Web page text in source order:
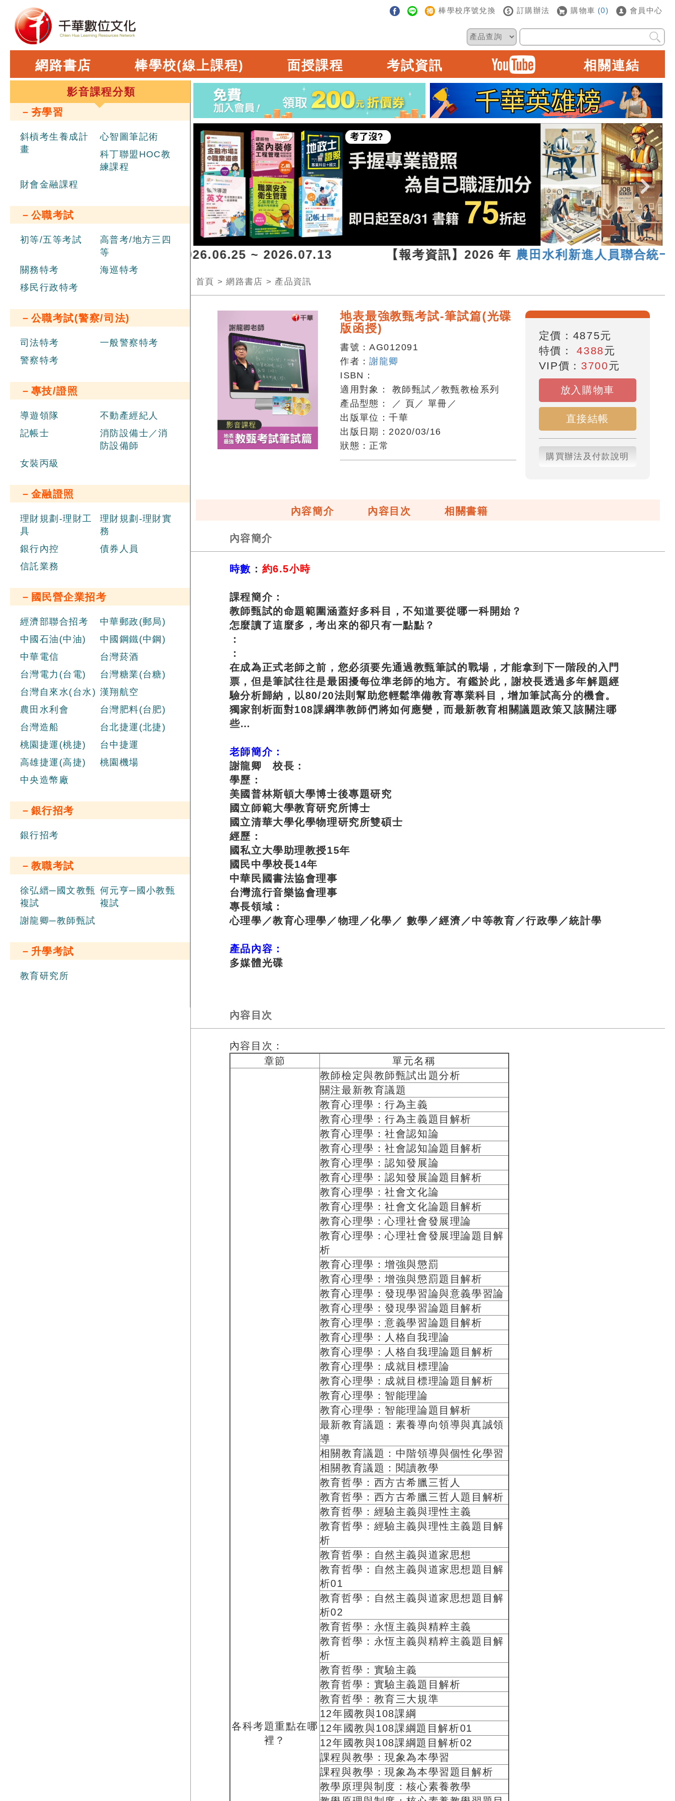
棒學校序號兌換 訂購辦法 購物車 (0) 會員中心
網路書店 棒學校(線上課程) 面授課程 考試資訊 相關連結
影音課程分類
－夯學習
斜槓考生養成計
畫
心智圖筆記術
科丁聯盟HOC教
練課程
財會金融課程
－公職考試
初等/五等考試
高普考/地方三四
等
關務特考
海巡特考
移民行政特考
－公職考試(警察/司法)
司法特考
一般警察特考
警察特考
－專技/證照
導遊領隊
不動產經紀人
記帳士
消防設備士／消
防設備師
女裝丙級
－金融證照
理財規劃-理財工
具
理財規劃-理財實
務
銀行內控
債券人員
信託業務
－國民營企業招考
經濟部聯合招考
中華郵政(郵局)
中國石油(中油)
中國鋼鐵(中鋼)
中華電信
台灣菸酒
台灣電力(台電)
台灣糖業(台糖)
台灣自來水(台水) 漢翔航空
農田水利會
台灣肥料(台肥)
台灣造船
台北捷運(北捷)
桃園捷運(桃捷)
台中捷運
高雄捷運(高捷)
桃園機場
中央造幣廠
－銀行招考
銀行招考
－教職考試
徐弘縉─國文教甄
複試
何元亨─國小教甄
複試
謝龍卿─教師甄試
－升學考試
教育研究所
，報名日期 2026.06.25 ~ 2026.07.13 【報考資訊】2026 年農田水利新進人員聯合統一考試
首頁 >網路書店 > 產品資訊
地表最強教甄考試-筆試篇(光碟
版函授)
書號：AG012091
作者：謝龍卿
ISBN：
適用對象： 教師甄試／教甄教檢系列
產品型態：
／ 頁 ／ 單冊 ／
出版單位：千華
出版日期： 2020/03/16
狀態： 正常
定價： 4875元
特價：4388元
VIP價： 3700元
放入購物車
直接結帳
購買辦法及付款說明
內容簡介 內容目次 相關書籍
內容簡介
時數 ： 約6.5小時
課程簡介：
教師甄試的命題範圍涵蓋好多科目，不知道要從哪一科開始？
怎麼讀了這麼多，考出來的卻只有一點點？
：
：
在成為正式老師之前，您必須要先通過教甄筆試的戰場，才能拿到下一階段的入門
票，但是筆試往往是最困擾每位準老師的地方。有鑑於此，謝校長透過多年解題經
驗分析歸納，以80/20法則幫助您輕鬆準備教育專業科目，增加筆試高分的機會。
獨家剖析面對108課綱準教師們將如何應變，而最新教育相關議題政策又該關注哪
些…
老師簡介：
謝龍卿 校長：
學歷：
美國普林斯頓大學博士後專題研究
國立師範大學教育研究所博士
國立清華大學化學物理研究所雙碩士
經歷：
國私立大學助理教授15年
國民中學校長14年
中華民國書法協會理事
台灣流行音樂協會理事
專長領域：
心理學／教育心理學／物理／化學／ 數學／經濟／中等教育／行政學／統計學
產品內容：
多媒體光碟
內容目次
內容目次：
章節
單元名稱
各科考題重點在哪
裡？
教師檢定與教師甄試出題分析
關注最新教育議題
教育心理學：行為主義
教育心理學：行為主義題目解析
教育心理學：社會認知論
教育心理學：社會認知論題目解析
教育心理學：認知發展論
教育心理學：認知發展論題目解析
教育心理學：社會文化論
教育心理學：社會文化論題目解析
教育心理學：心理社會發展理論
教育心理學：心理社會發展理論題目解
析
教育心理學：增強與懲罰
教育心理學：增強與懲罰題目解析
教育心理學：發現學習論與意義學習論
教育心理學：發現學習論題目解析
教育心理學：意義學習論題目解析
教育心理學：人格自我理論
教育心理學：人格自我理論題目解析
教育心理學：成就目標理論
教育心理學：成就目標理論題目解析
教育心理學：智能理論
教育心理學：智能理論題目解析
最新教育議題：素養導向領導與真誠領
導
相關教育議題：中階領導與個性化學習
相關教育議題：閱讀教學
教育哲學：西方古希臘三哲人
教育哲學：西方古希臘三哲人題目解析
教育哲學：經驗主義與理性主義
教育哲學：經驗主義與理性主義題目解
析
教育哲學：自然主義與道家思想
教育哲學：自然主義與道家思想題目解
析01
教育哲學：自然主義與道家思想題目解
析02
教育哲學：永恆主義與精粹主義
教育哲學：永恆主義與精粹主義題目解
析
教育哲學：實驗主義
教育哲學：實驗主義題目解析
教育哲學：教育三大規準
12年國教與108課綱
12年國教與108課綱題目解析01
12年國教與108課綱題目解析02
課程與教學：現象為本學習
課程與教學：現象為本學習題目解析
教學原理與制度：核心素養教學